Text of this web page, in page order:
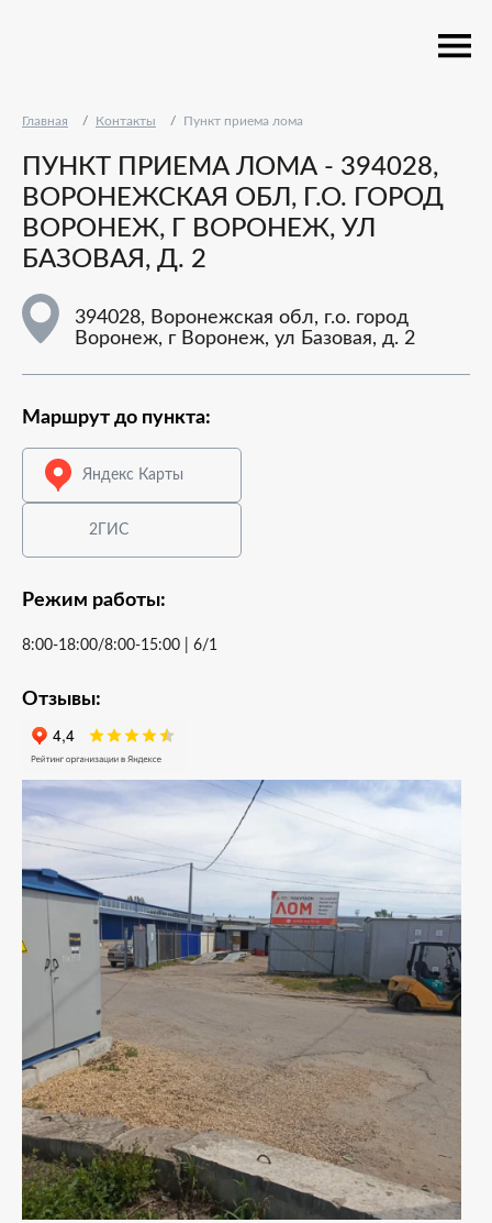
Главная Контакты Пункт приема лома
ПУНКТ ПРИЕМА ЛОМА - 394028,
ВОРОНЕЖСКАЯ ОБЛ, Г.О. ГОРОД
ВОРОНЕЖ, Г ВОРОНЕЖ, УЛ
БАЗОВАЯ, Д. 2
394028, Воронежская обл, г.о. город
Воронеж, г Воронеж, ул Базовая, д. 2
Маршрут до пункта:
Яндекс Карты
2ГИС
Режим работы:
8:00-18:00/8:00-15:00 | 6/1
Отзывы: